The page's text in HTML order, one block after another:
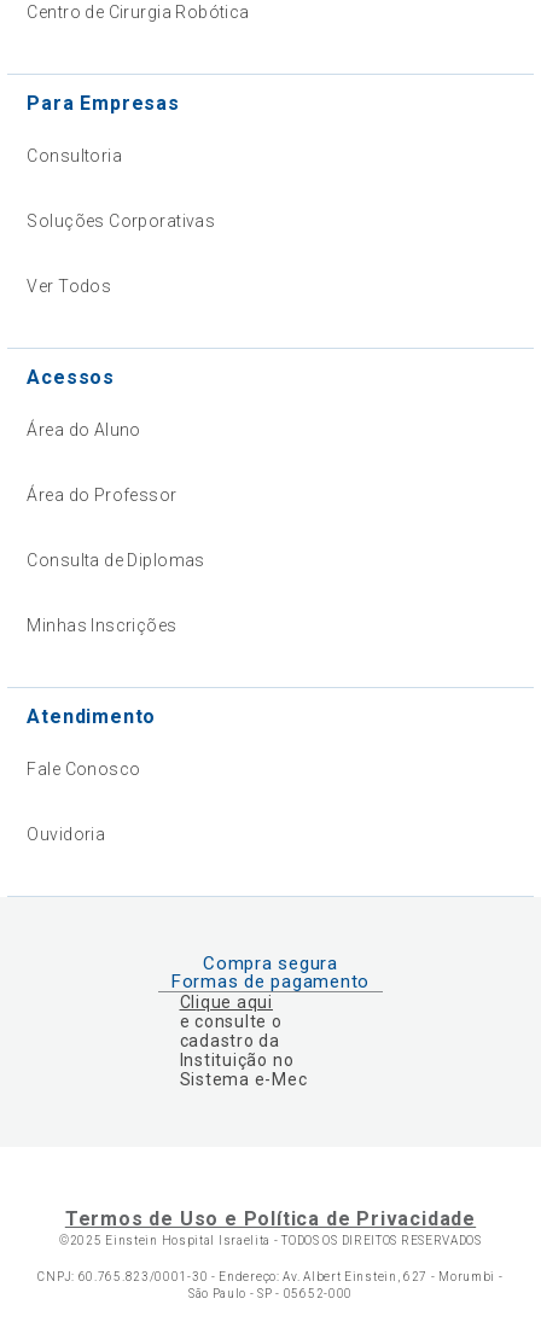
Centro de Cirurgia Robótica
Para Empresas
Consultoria
Soluções Corporativas
Ver Todos
Acessos
Área do Aluno
Área do Professor
Consulta de Diplomas
Minhas Inscrições
Atendimento
Fale Conosco
Ouvidoria
Compra segura
Formas de pagamento
Clique aqui
e consulte o
cadastro da
Instituição no
Sistema e-Mec
Termos de Uso e Política de Privacidade
©2025 Einstein Hospital Israelita -TODOS OS DIREITOS RESERVADOS
CNPJ: 60.765.823/0001-30 - Endereço: Av. Albert Einstein, 627 - Morumbi -
São Paulo - SP - 05652-000